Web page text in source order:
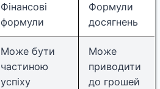
Фінансові
формули
Формули
досягнень
Може бути
частиною
успіху
Може
приводити
до грошей